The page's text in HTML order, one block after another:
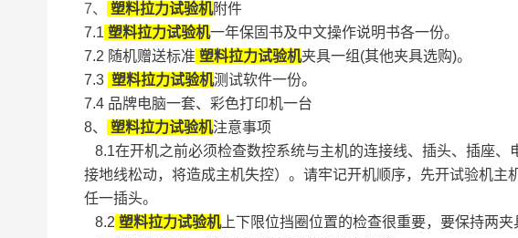
7、
塑料拉力试验机附件
7.1 塑料拉力试验机一年保固书及中文操作说明书各一份。
7.2 随机赠送标准 塑料拉力试验机夹具一组(其他夹具选购)。
7.3 塑料拉力试验机测试软件一份。
7.4 品牌电脑一套、彩色打印机一台
8、
塑料拉力试验机注意事项
8.1在开机之前必须检查数控系统与主机的连接线、插头、插座
接地线松动，将造成主机失控）。请牢记开机顺序，先开试验机
任一插头。
8.2 塑料拉力试验机上下限位挡圈位置的检查很重要，要保持两